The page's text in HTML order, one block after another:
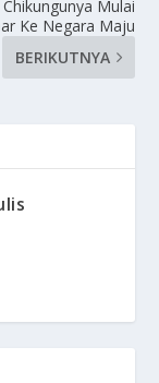
Mulai
Ke Negara Maju
BERIKUTNYA